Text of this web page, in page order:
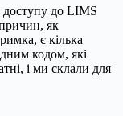
доступу до LIMS
як
є кілька
кодом, які
і ми склали для